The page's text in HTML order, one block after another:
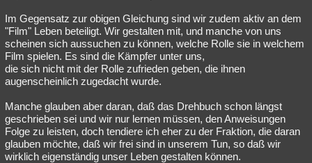
Im Gegensatz zur obigen Gleichung sind wir zudem aktiv an dem
"Film" Leben beteiligt. Wir gestalten mit, und manche von uns
scheinen sich aussuchen zu können, welche Rolle sie in welchem
Film spielen. Es sind die Kämpfer unter uns,
die sich nicht mit der Rolle zufrieden geben, die ihnen
augenscheinlich zugedacht wurde.
Manche glauben aber daran, daß das Drehbuch schon längst
geschrieben sei und wir nur lernen müssen, den Anweisungen
Folge zu leisten, doch tendiere ich eher zu der Fraktion, die daran
glauben möchte, daß wir frei sind in unserem Tun, so daß wir
wirklich eigenständig unser Leben gestalten können.